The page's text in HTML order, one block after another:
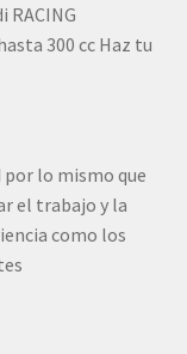
RACING
300 cc Haz tu
por lo mismo que
el trabajo y la
como los